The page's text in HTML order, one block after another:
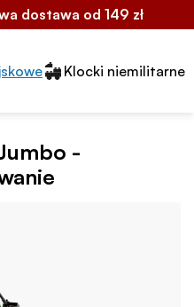
dostawa od 149 zł
segmentów2
Klocki niemilitarne
-